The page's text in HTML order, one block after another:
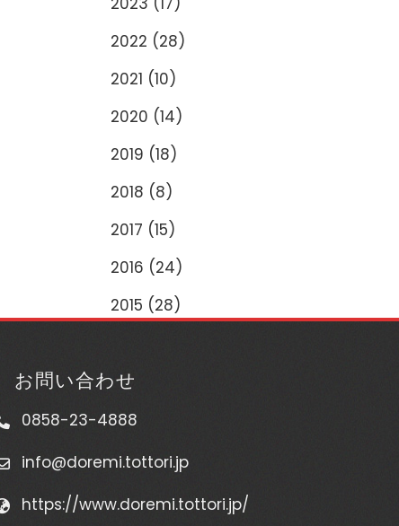
2022 (28)
2021 (10)
2020 (14)
2019 (18)
2018 (8)
2017 (15)
2016 (24)
2015 (28)
お問い合わせ
0858-23-4888
info@doremi.tottori.jp
https://www.doremi.tottori.jp/